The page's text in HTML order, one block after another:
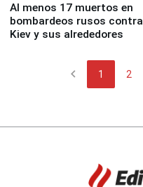
Al menos 17 muertos en
bombardeos rusos contra
Kiev y sus alrededores
chevron_left 1 2